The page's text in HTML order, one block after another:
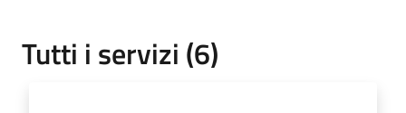
Tutti i servizi (6)